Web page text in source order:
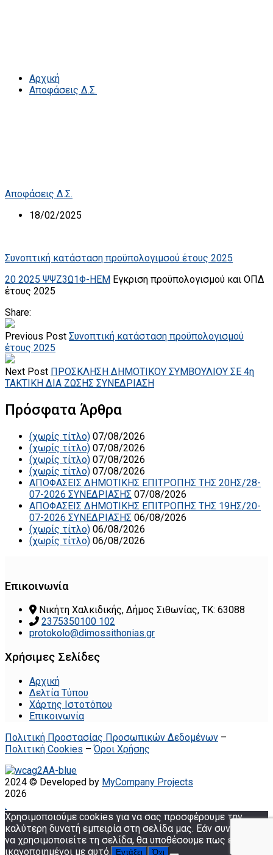
Αρχική
Αποφάσεις Δ.Σ.
Αποφάσεις Δ.Σ.
18/02/2025
Συνοπτική κατάσταση προϋπολογιμσού έτους 2025
20 2025 ΨΨΖ3Ω1Φ-ΗΕΜ Εγκριση προϋπολογισμού και ΟΠΔ
έτους 2025
Share:
Previous Post Συνοπτική κατάσταση προϋπολογισμού
έτους 2025
Next Post ΠΡΟΣΚΛΗΣΗ ΔΗΜΟΤΙΚΟΥ ΣΥΜΒΟΥΛΙΟΥ ΣΕ 4η
ΤΑΚΤΙΚΗ ΔΙΑ ΖΩΣΗΣ ΣΥΝΕΔΡΙΑΣΗ
Πρόσφατα Άρθρα
(χωρίς τίτλο) 07/08/2026
(χωρίς τίτλο) 07/08/2026
(χωρίς τίτλο) 07/08/2026
(χωρίς τίτλο) 07/08/2026
ΑΠΟΦΑΣΕΙΣ ΔΗΜΟΤΙΚΗΣ ΕΠΙΤΡΟΠΗΣ ΤΗΣ 20ΗΣ/28-
07-2026 ΣΥΝΕΔΡΙΑΣΗΣ 07/08/2026
ΑΠΟΦΑΣΕΙΣ ΔΗΜΟΤΙΚΗΣ ΕΠΙΤΡΟΠΗΣ ΤΗΣ 19ΗΣ/20-
07-2026 ΣΥΝΕΔΡΙΑΣΗΣ 06/08/2026
(χωρίς τίτλο) 06/08/2026
(χωρίς τίτλο) 06/08/2026
Επικοινωνία
Νικήτη Χαλκιδικής, Δήμος Σιθωνίας, ΤΚ: 63088
2375350100 102
protokolo@dimossithonias.gr
Χρήσιμες Σελίδες
Αρχική
Δελτία Τύπου
Χάρτης Ιστοτόπου
Επικοινωνία
Πολιτική Προστασίας Προσωπικών Δεδομένων –
Πολιτική Cookies –Όροι Χρήσης
2024 © Developed by MyCompany Projects
2026
.
Χρησιμοποιούμε cookies για να σας προσφέρουμε την
καλύτερη δυνατή εμπειρία στη σελίδα μας. Εάν συνεχίσετε
να χρησιμοποιείτε τη σελίδα, θα υποθέσουμε πως είστε
ικανοποιημένοι με αυτό.
Εντάξει Όχι